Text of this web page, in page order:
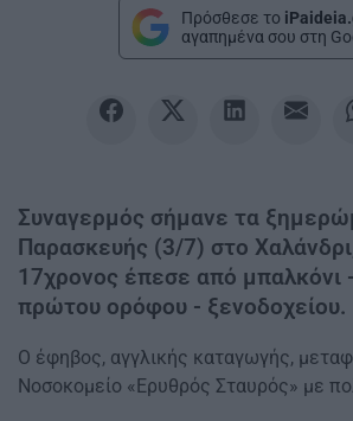
Πρόσθεσε το
αγαπημένα σου στη
Συναγερμός σήμανε τα
Παρασκευής (3/7) στο
17χρονος έπεσε από μπαλκόνι
πρώτου ορόφου - ξενοδοχείου.
Ο έφηβος, αγγλικής καταγωγής,
Νοσοκομείο «Ερυθρός Σταυρός» με